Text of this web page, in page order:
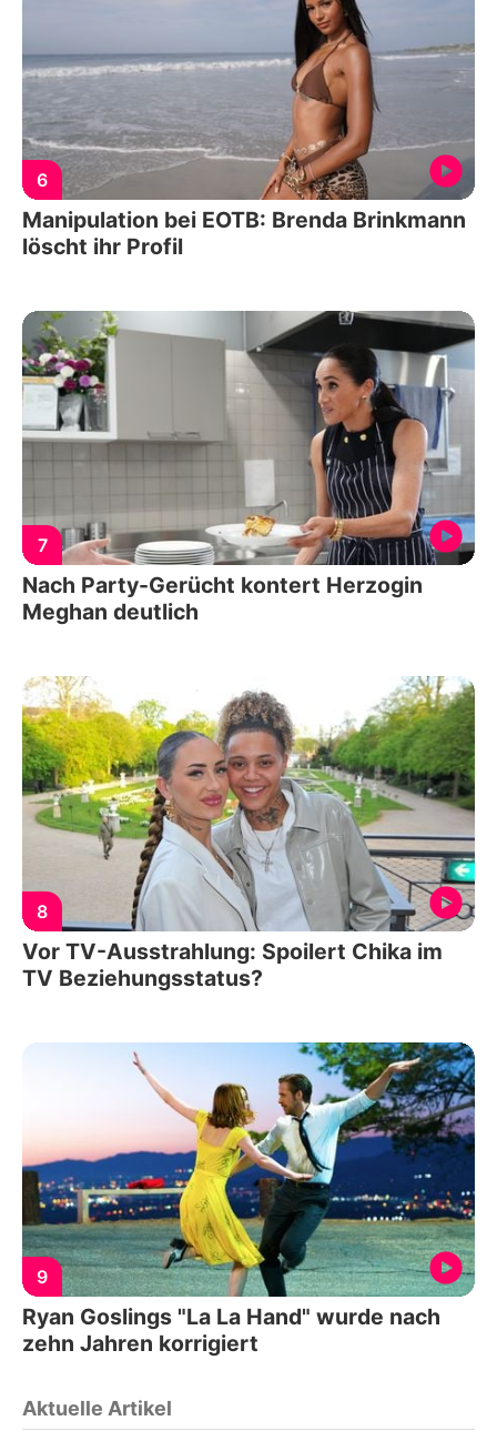
6
Manipulation bei EOTB: Brenda Brinkmann
löscht ihr Profil
7
Nach Party-Gerücht kontert Herzogin
Meghan deutlich
8
Vor TV-Ausstrahlung: Spoilert Chika im
TV Beziehungsstatus?
9
Ryan Goslings "La La Hand" wurde nach
zehn Jahren korrigiert
Aktuelle Artikel